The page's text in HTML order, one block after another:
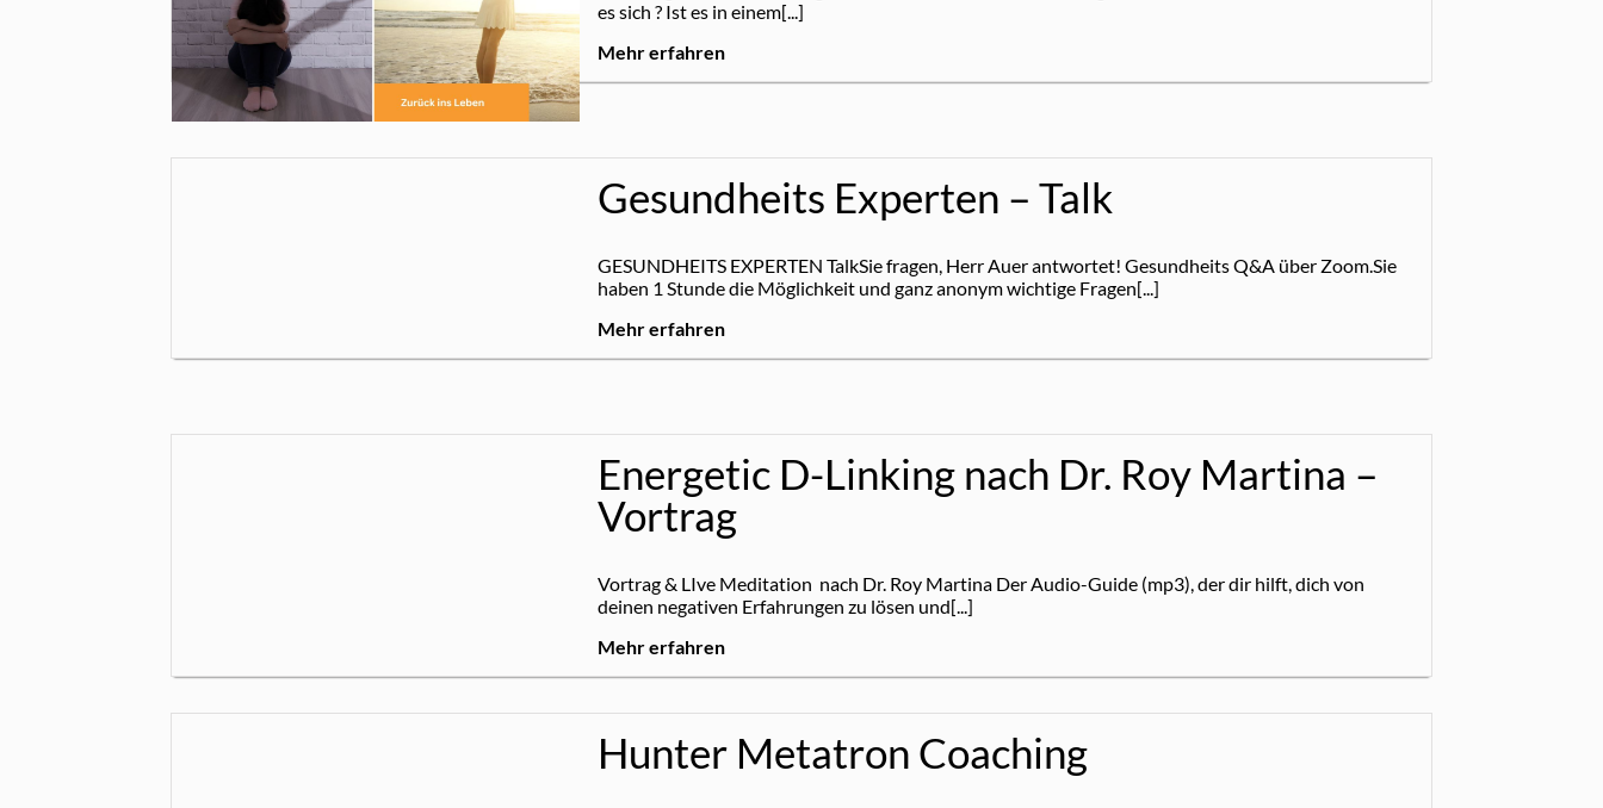
es sich ? Ist es in einem[...]
Mehr erfahren
Gesundheits Experten – Talk
GESUNDHEITS EXPERTEN TalkSie fragen, Herr Auer antwortet! Gesundheits Q&A über Zoom.Sie
haben 1 Stunde die Möglichkeit und ganz anonym wichtige Fragen[...]
Mehr erfahren
Energetic D-Linking nach Dr. Roy Martina –
Vortrag
Vortrag & LIve Meditation nach Dr. Roy Martina Der Audio-Guide (mp3), der dir hilft, dich von
deinen negativen Erfahrungen zu lösen und[...]
Mehr erfahren
Hunter Metatron Coaching